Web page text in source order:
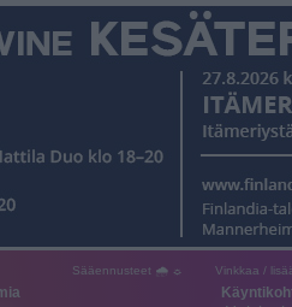
Sääennusteet 🌧 ☼ Vinkkaa /